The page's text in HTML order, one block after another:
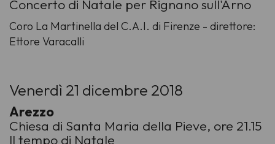
Concerto di Natale per Rignano sull'Arno
Coro La Martinella del C.A.I. di Firenze - direttore:
Ettore Varacalli
Venerdì 21 dicembre 2018
Arezzo
Chiesa di Santa Maria della Pieve, ore 21.15
Il tempo di Natale